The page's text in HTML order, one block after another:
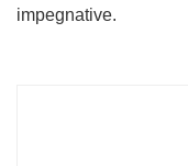
impegnative.